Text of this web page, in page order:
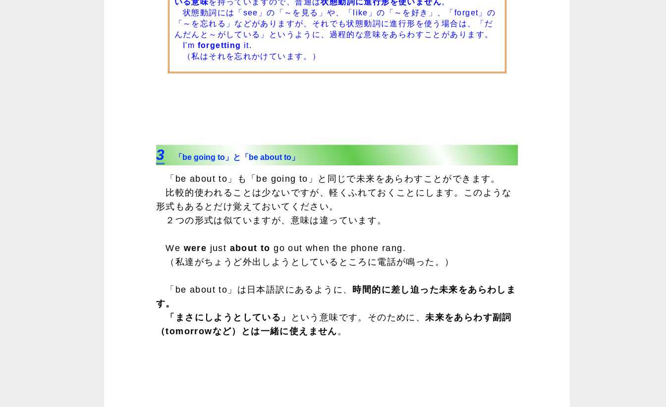
いる意味を持っていますので、普通は状態動詞に進行形を使いません。
状態動詞には「see」の「～を見る」や、「like」の「～を好き」、「forget」の
「～を忘れる」などがありますが、それでも状態動詞に進行形を使う場合は、「だ
んだんと～がしている」というように、過程的な意味をあらわすことがあります。
I'm forgetting it.
（私はそれを忘れかけています。）
3 「be going to」と「be about to」
「be about to」も「be going to」と同じで未来をあらわすことができます。
比較的使われることは少ないですが、軽くふれておくことにします。このような
形式もあるとだけ覚えておいてください。
２つの形式は似ていますが、意味は違っています。
We were just about to go out when the phone rang.
（私達がちょうど外出しようとしているところに電話が鳴った。）
「be about to」は日本語訳にあるように、
時間的に差し迫った未来をあらわしま
す。
「まさにしようとしている」
という意味です。そのために、 未来をあらわす副詞
（tomorrowなど）とは一緒に使えません 。